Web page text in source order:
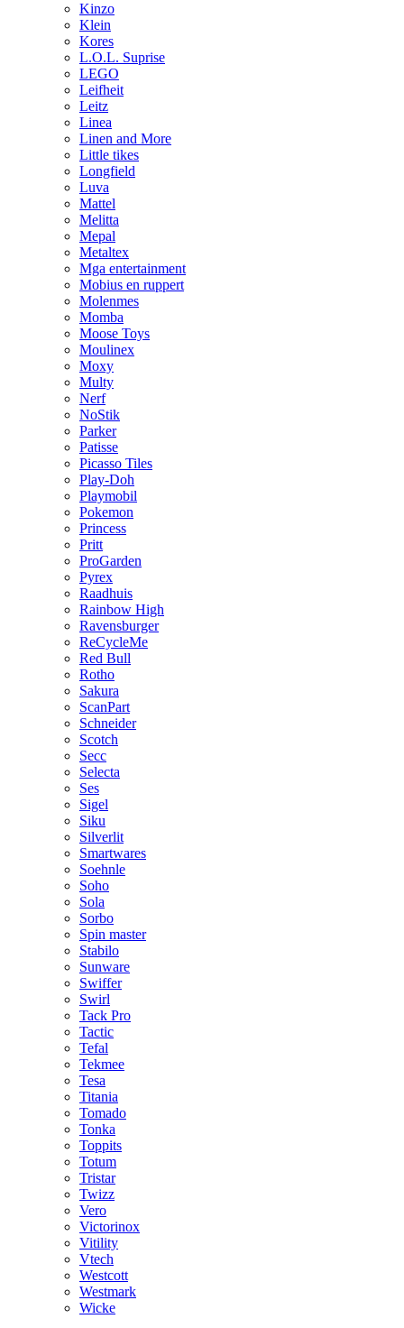
Kinzo
Klein
Kores
L.O.L. Suprise
LEGO
Leifheit
Leitz
Linea
Linen and More
Little tikes
Longfield
Luva
Mattel
Melitta
Mepal
Metaltex
Mga entertainment
Mobius en ruppert
Molenmes
Momba
Moose Toys
Moulinex
Moxy
Multy
Nerf
NoStik
Parker
Patisse
Picasso Tiles
Play-Doh
Playmobil
Pokemon
Princess
Pritt
ProGarden
Pyrex
Raadhuis
Rainbow High
Ravensburger
ReCycleMe
Red Bull
Rotho
Sakura
ScanPart
Schneider
Scotch
Secc
Selecta
Ses
Sigel
Siku
Silverlit
Smartwares
Soehnle
Soho
Sola
Sorbo
Spin master
Stabilo
Sunware
Swiffer
Swirl
Tack Pro
Tactic
Tefal
Tekmee
Tesa
Titania
Tomado
Tonka
Toppits
Totum
Tristar
Twizz
Vero
Victorinox
Vitility
Vtech
Westcott
Westmark
Wicke